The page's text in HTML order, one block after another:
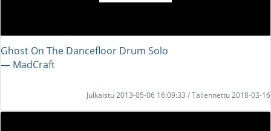
Ghost On The Dancefloor Drum Solo
― MadCraft
Julkaistu 2013-05-06 16:09:33 / Tallennettu 2018-03-16